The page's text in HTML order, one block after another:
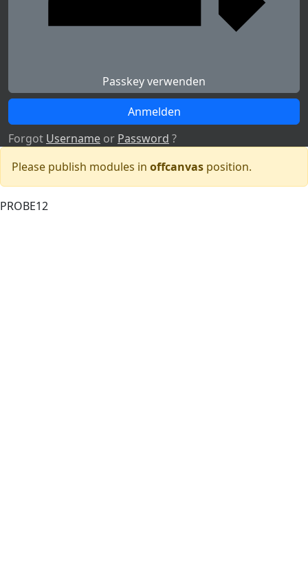
Passkey verwenden
Forgot Username or Password ?
Please publish modules in offcanvas position.